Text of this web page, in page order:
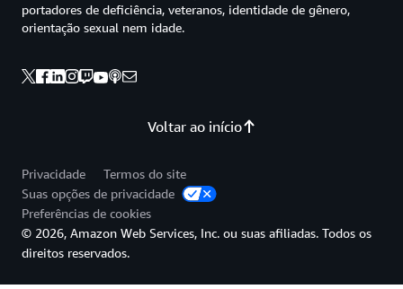
Voltar ao início
portadores de deficiência, veteranos, identidade de gênero,
orientação sexual nem idade.
Privacidade
Termos do site
Suas opções de privacidade
Preferências de cookies
© 2026, Amazon Web Services, Inc. ou suas afiliadas. Todos os
direitos reservados.